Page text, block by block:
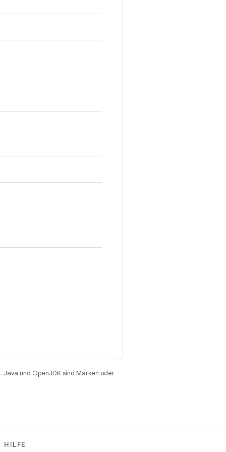
und OpenJDK sind Marken oder
HILFE